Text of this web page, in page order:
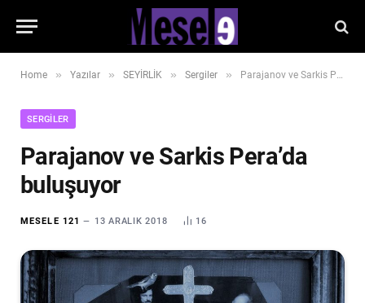
Home » Yazılar » SEYİRLİK » Sergiler » Parajanov ve Sarkis Pera’da buluşuyor
SERGILER
Parajanov ve Sarkis Pera’da
buluşuyor
MESELE 121 13 ARALIK 2018 16